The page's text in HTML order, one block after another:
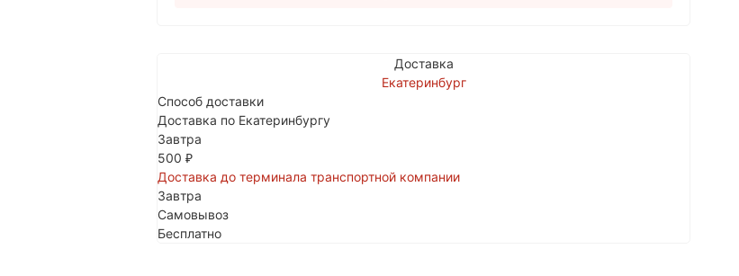
Доставка
Екатеринбург
Способ доставки
Доставка по Екатеринбургу
Завтра
500₽
Доставка до терминала транспортной компании
Завтра
Самовывоз
Бесплатно